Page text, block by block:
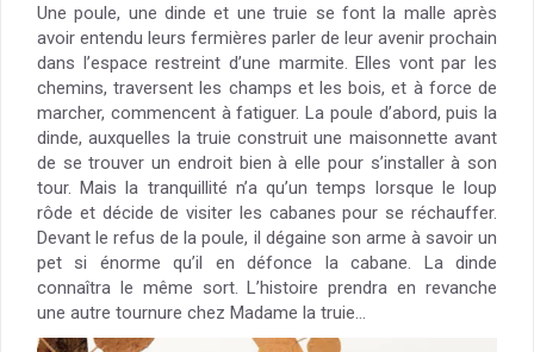
Une poule, une dinde et une truie se font la malle après
avoir entendu leurs fermières parler de leur avenir prochain
dans l’espace restreint d’une marmite. Elles vont par les
chemins, traversent les champs et les bois, et à force de
marcher, commencent à fatiguer. La poule d’abord, puis la
dinde, auxquelles la truie construit une maisonnette avant
de se trouver un endroit bien à elle pour s’installer à son
tour. Mais la tranquillité n’a qu’un temps lorsque le loup
rôde et décide de visiter les cabanes pour se réchauffer.
Devant le refus de la poule, il dégaine son arme à savoir un
pet si énorme qu’il en défonce la cabane. La dinde
connaîtra le même sort. L’histoire prendra en revanche
une autre tournure chez Madame la truie…